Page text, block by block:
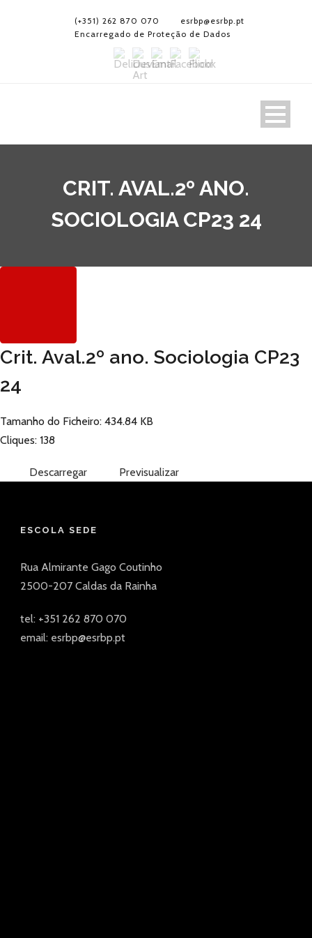
(+351) 262 870 070
esrbp@esrbp.pt
Encarregado de Proteção de Dados
CRIT. AVAL.2º ANO.
SOCIOLOGIA CP23 24
Crit. Aval.2º ano. Sociologia CP23
24
Tamanho do Ficheiro: 434.84 KB
Cliques: 138
Descarregar Previsualizar
ESCOLA SEDE
Rua Almirante Gago Coutinho
2500-207 Caldas da Rainha
tel: +351 262 870 070
email: esrbp@esrbp.pt